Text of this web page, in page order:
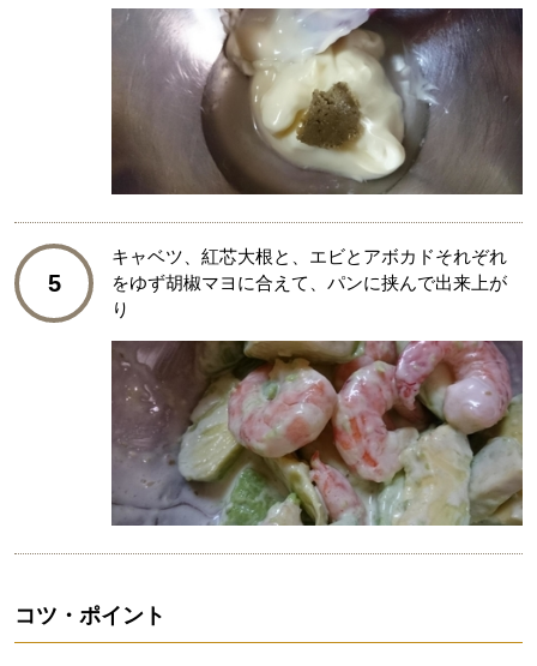
5
キャベツ、紅芯大根と、エビとアボカドそれぞれ
をゆず胡椒マヨに合えて、パンに挟んで出来上が
り
コツ・ポイント